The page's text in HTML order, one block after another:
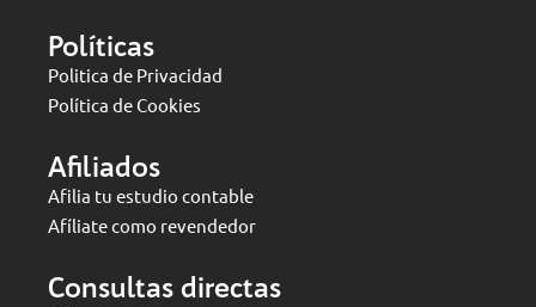
Políticas
Politica de Privacidad
Política de Cookies
Afiliados
Afilia tu estudio contable
Afíliate como revendedor
Consultas directas